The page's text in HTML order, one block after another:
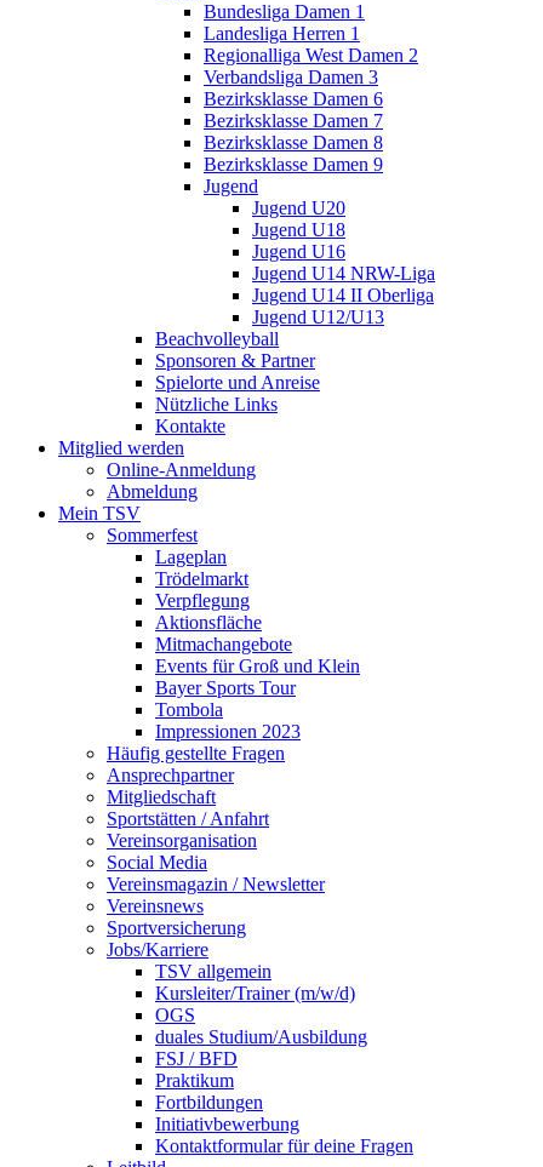
Bundesliga Damen 1
Landesliga Herren 1
Regionalliga West Damen 2
Verbandsliga Damen 3
Bezirksklasse Damen 6
Bezirksklasse Damen 7
Bezirksklasse Damen 8
Bezirksklasse Damen 9
Jugend
Jugend U20
Jugend U18
Jugend U16
Jugend U14 NRW-Liga
Jugend U14 II Oberliga
Jugend U12/U13
Beachvolleyball
Sponsoren & Partner
Spielorte und Anreise
Nützliche Links
Kontakte
Mitglied werden
Online-Anmeldung
Abmeldung
Mein TSV
Sommerfest
Lageplan
Trödelmarkt
Verpflegung
Aktionsfläche
Mitmachangebote
Events für Groß und Klein
Bayer Sports Tour
Tombola
Impressionen 2023
Häufig gestellte Fragen
Ansprechpartner
Mitgliedschaft
Sportstätten / Anfahrt
Vereinsorganisation
Social Media
Vereinsmagazin / Newsletter
Vereinsnews
Sportversicherung
Jobs/Karriere
TSV allgemein
Kursleiter/Trainer (m/w/d)
OGS
duales Studium/Ausbildung
FSJ / BFD
Praktikum
Fortbildungen
Initiativbewerbung
Kontaktformular für deine Fragen